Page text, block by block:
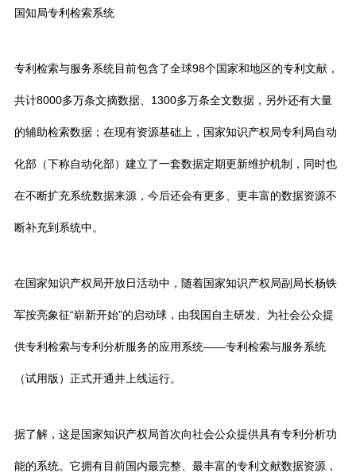
国知局专利检索系统
专利检索与服务系统目前包含了全球98个国家和地区的专利文献，
共计8000多万条文摘数据、1300多万条全文数据，另外还有大量
的辅助检索数据；在现有资源基础上，国家知识产权局专利局自动
化部（下称自动化部）建立了一套数据定期更新维护机制，同时也
在不断扩充系统数据来源，今后还会有更多、更丰富的数据资源不
断补充到系统中。
在国家知识产权局开放日活动中，随着国家知识产权局副局长杨铁
军按亮象征“崭新开始”的启动球，由我国自主研发、为社会公众提
供专利检索与专利分析服务的应用系统——专利检索与服务系统
（试用版）正式开通并上线运行。
据了解，这是国家知识产权局首次向社会公众提供具有专利分析功
能的系统。它拥有目前国内最完整、最丰富的专利文献数据资源，